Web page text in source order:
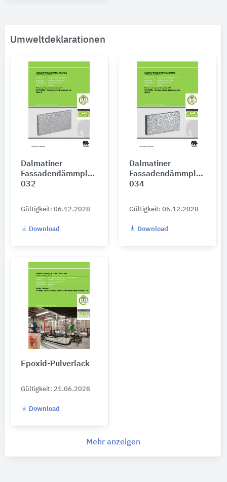
Umweltdeklarationen
Dalmatiner
Fassadendämmplatten
032
Gültigkeit: 06.12.2028
Download
Dalmatiner
Fassadendämmplatten
034
Gültigkeit: 06.12.2028
Download
Epoxid-Pulverlack
Gültigkeit: 21.06.2028
Download
Mehr anzeigen